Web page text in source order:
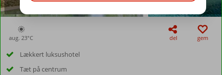
aug. 23°C del gem
Lækkert luksushotel
Tæt på centrum